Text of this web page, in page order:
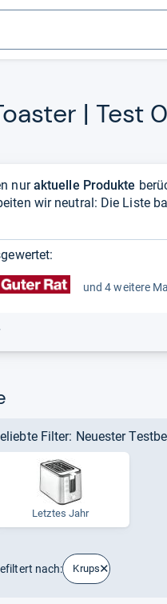
| Test
nuraktuelle Produkte
wir neutral: Die Liste
und 4 weitere
Filter: Neuester
Letz­tes Jahr
nach: Krups